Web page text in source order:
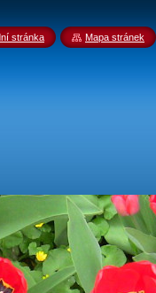
stránka Mapa stránek